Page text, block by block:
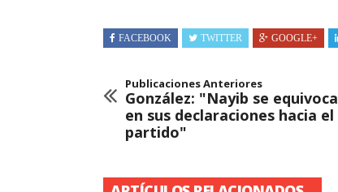
FACEBOOK TWITTER GOOGLE+
Publicaciones Anteriores
González: "Nayib se equivoca
en sus declaraciones hacia el
partido"